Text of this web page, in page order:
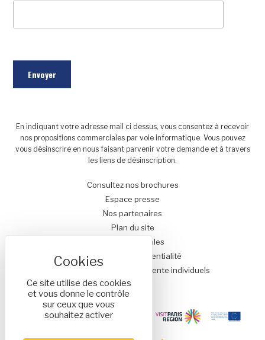
En indiquant votre adresse mail ci dessus, vous consentez à recevoir
nos propositions commerciales par voie informatique. Vous pouvez
vous désinscrire en nous faisant parvenir votre demande et à travers
les liens de désinscription.
Consultez nos brochures
Espace presse
Nos partenaires
Plan du site
Mentions légales
Politique de confidentialité
Conditions générales de vente individuels
Ce site utilise des cookies
et vous donne le contrôle
sur ceux que vous
souhaitez activer